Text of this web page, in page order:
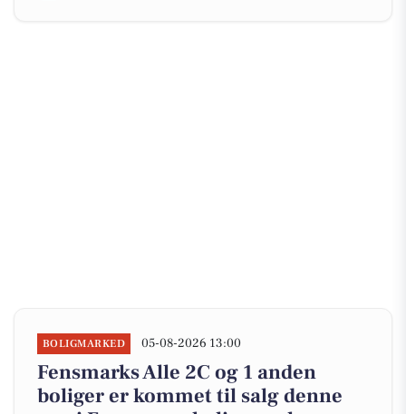
BOLIGMARKED 05-08-2026 13:00
Fensmarks Alle 2C og 1 anden
boliger er kommet til salg denne